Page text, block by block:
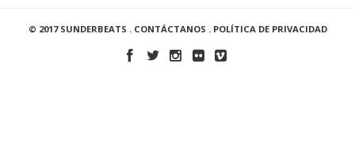
© 2017 SUNDERBEATS . CONTÁCTANOS . POLÍTICA DE PRIVACIDAD